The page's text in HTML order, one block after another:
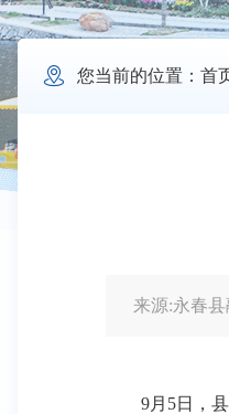
 您当前的位置： 首
来源:永春
9月5日，县